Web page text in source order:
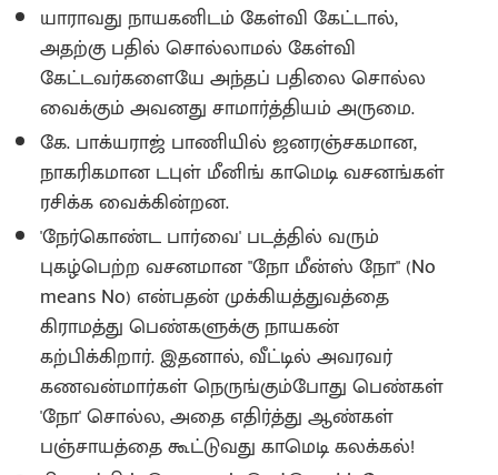
யாராவது நாயகனிடம் கேள்வி கேட்டால்,
அதற்கு பதில் சொல்லாமல் கேள்வி
கேட்டவர்களையே அந்தப் பதிலை சொல்ல
வைக்கும் அவனது சாமார்த்தியம் அருமை.
கே. பாக்யராஜ் பாணியில் ஜனரஞ்சகமான,
நாகரிகமான டபுள் மீனிங் காமெடி வசனங்கள்
ரசிக்க வைக்கின்றன.
'நேர்கொண்ட பார்வை' படத்தில் வரும்
புகழ்பெற்ற வசனமான "நோ மீன்ஸ் நோ" (No
means No) என்பதன் முக்கியத்துவத்தை
கிராமத்து பெண்களுக்கு நாயகன்
கற்பிக்கிறார். இதனால், வீட்டில் அவரவர்
கணவன்மார்கள் நெருங்கும்போது பெண்கள்
'நோ' சொல்ல, அதை எதிர்த்து ஆண்கள்
பஞ்சாயத்தை கூட்டுவது காமெடி கலக்கல்!